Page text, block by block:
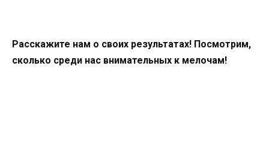
Расскажите нам о своих результатах! Посмотрим,
сколько среди нас внимательных к мелочам!